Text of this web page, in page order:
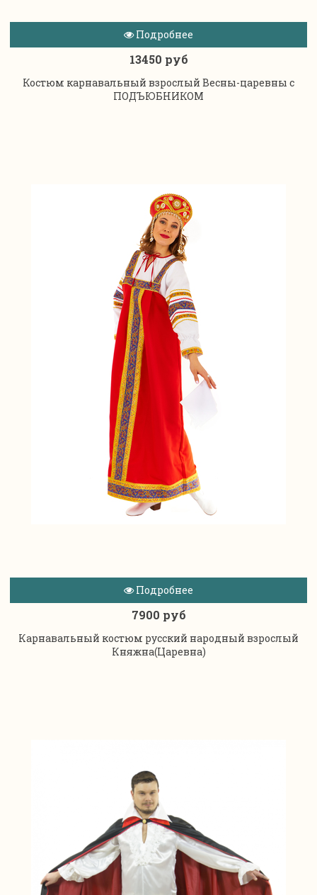
Подробнее
13450 руб
Костюм карнавальный взрослый Весны-царевны с
ПОДЪЮБНИКОМ
Подробнее
7900 руб
Карнавальный костюм русский народный взрослый
Княжна(Царевна)